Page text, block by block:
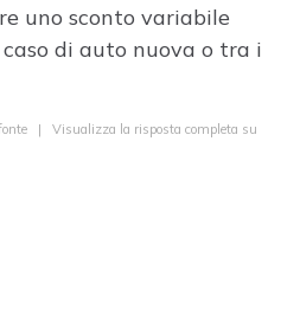
uno sconto variabile
di auto nuova o tra i
| Visualizza la risposta completa su